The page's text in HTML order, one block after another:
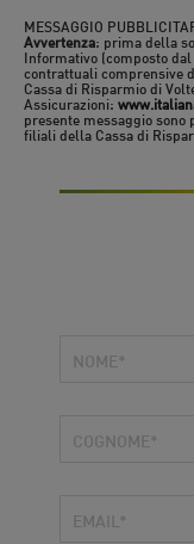
MESSAGGIO
Avvertenza: prima della
Informativo (composto
contrattuali comprensive
Cassa di Risparmio di
Assicurazioni:
presente messaggio
filiali della Cassa di